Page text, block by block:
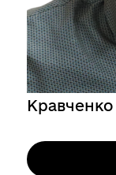
Кравченко